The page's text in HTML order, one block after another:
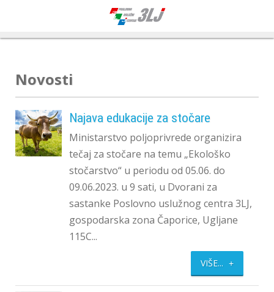
Novosti
Najava edukacije za stočare
Ministarstvo poljoprivrede organizira
tečaj za stočare na temu „Ekološko
stočarstvo“ u periodu od 05.06. do
09.06.2023. u 9 sati, u Dvorani za
sastanke Poslovno uslužnog centra 3LJ,
gospodarska zona Čaporice, Ugljane
115C...
VIŠE...